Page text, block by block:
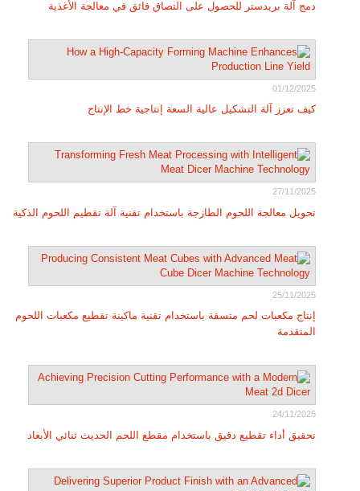
دمج آلة بريدستر للحصول على التصاق فائق في معالجة الأغذية
01/12/2025
كيف تعزز آلة التشكيل عالية السعة إنتاجية خط الإنتاج
27/11/2025
تحويل معالجة اللحوم الطازجة باستخدام تقنية آلة تقطيم اللحوم الذكية
25/11/2025
إنتاج مكعبات لحم متسقة باستخدام تقنية ماكينة تقطيع مكعبات اللحوم
المتقدمة
24/11/2025
تحقيق أداء تقطيع دقيق باستخدام مقطع اللحم الحديث ثنائي الأبعاد